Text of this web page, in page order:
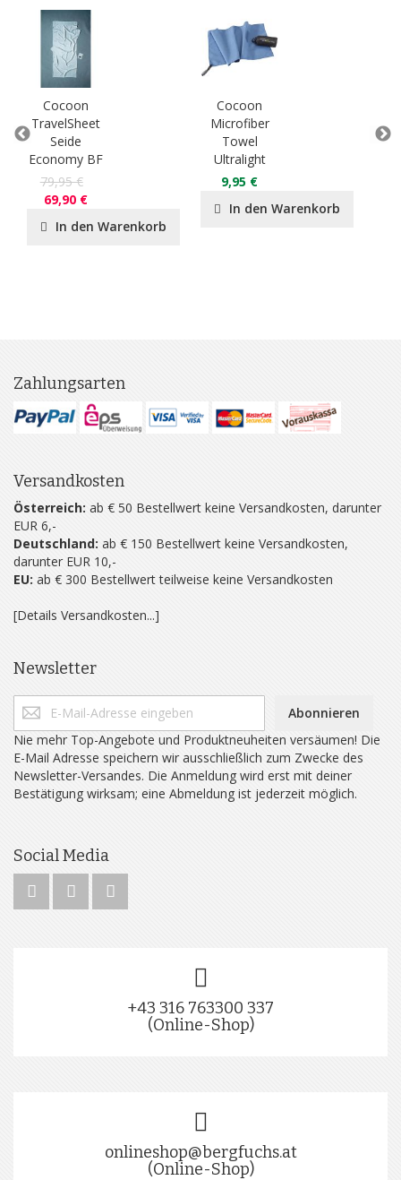
Cocoon
TravelSheet
Seide
Economy BF
79,95 €
69,90 €
In den Warenkorb
Cocoon
Microfiber
Towel
Ultralight
9,95 €
In den Warenkorb
Zahlungsarten
Versandkosten
Österreich: ab € 50 Bestellwert keine Versandkosten, darunter
EUR 6,-
Deutschland: ab € 150 Bestellwert keine Versandkosten,
darunter EUR 10,-
EU: ab € 300 Bestellwert teilweise keine Versandkosten
[Details Versandkosten...]
Newsletter
Abonnieren
Nie mehr Top-Angebote und Produktneuheiten versäumen! Die
E-Mail Adresse speichern wir ausschließlich zum Zwecke des
Newsletter-Versandes. Die Anmeldung wird erst mit deiner
Bestätigung wirksam; eine Abmeldung ist jederzeit möglich.
Social Media
+43 316 763300 337
(Online-Shop)
onlineshop@bergfuchs.at
(Online-Shop)